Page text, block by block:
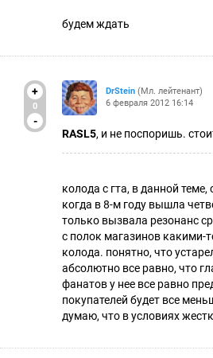
будем ждать
+
0
-
DrStein (Мл. лейтенант)
6 февраля 2012 16:14
RASL5, и не поспоришь.
колода с гта, в данной
когда в 8-м году вышла
только вызвала резонанс
с полок магазинов какими-
колода. понятно, что
абсолютно все равно, что
фанатов у нее все равно
покупателей будет все
думаю, что в условиях